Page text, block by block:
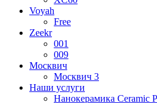
Voyah
Free
Zeekr
001
009
Москвич
Москвич 3
Наши услуги
Нанокерамика Ceramic